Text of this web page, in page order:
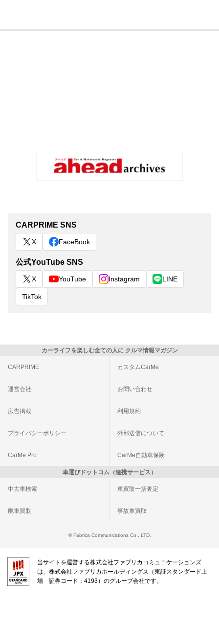
CARPRIME SNS
X FaceBook
公式YouTube SNS
X YouTube Instagram LINE
TikTok
カーライフを楽しむ全ての人に クルマ情報マガジン
CARPRIME カスタムCarMe
運営会社 お問い合わせ
広告掲載 利用規約
プライバシーポリシー 外部送信について
CarMe Pro CarMe自動車保険
車選びドットコム（連携サービス）
中古車検索 車買取一括査定
廃車買取 事故車買取
© Fabrica Communications Co., LTD.
当サイトを運営する株式会社ファブリカコミュニケーションズ
は、株式会社ファブリカホールディングス（東証スタンダード上
場 証券コード：4193）のグループ会社です。